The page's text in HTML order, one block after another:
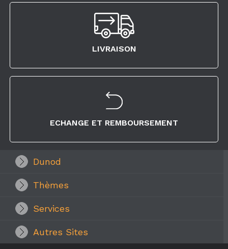
LIVRAISON
ECHANGE ET REMBOURSEMENT
Dunod
Thèmes
Services
Autres Sites